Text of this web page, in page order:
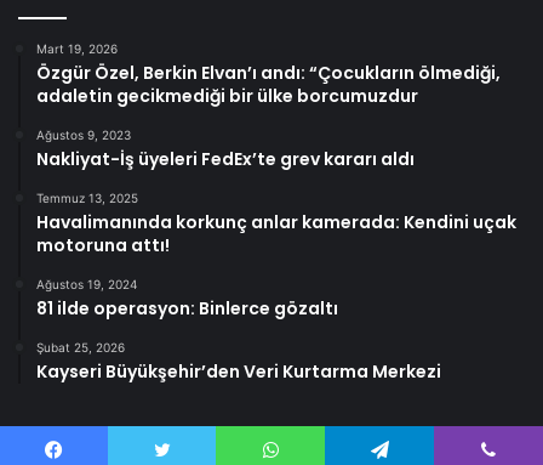
Mart 19, 2026
Özgür Özel, Berkin Elvan’ı andı: “Çocukların ölmediği,
adaletin gecikmediği bir ülke borcumuzdur
Ağustos 9, 2023
Nakliyat-İş üyeleri FedEx’te grev kararı aldı
Temmuz 13, 2025
Havalimanında korkunç anlar kamerada: Kendini uçak
motoruna attı!
Ağustos 19, 2024
81 ilde operasyon: Binlerce gözaltı
Şubat 25, 2026
Kayseri Büyükşehir’den Veri Kurtarma Merkezi